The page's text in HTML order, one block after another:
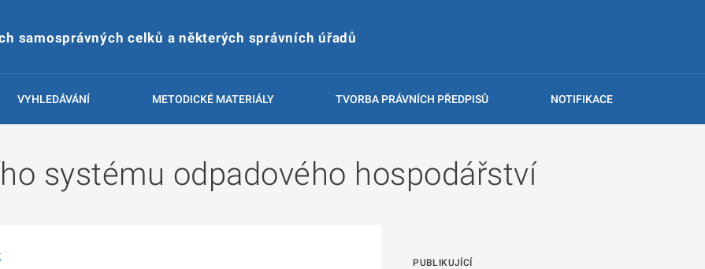
samosprávných celků a některých správních úřadů
VYHLEDÁVÁNÍ METODICKÉ MATERIÁLY TVORBA PRÁVNÍCH PŘEDPISŮ NOTIFIKACE
systému odpadového hospodářství
PUBLIKUJÍCÍ